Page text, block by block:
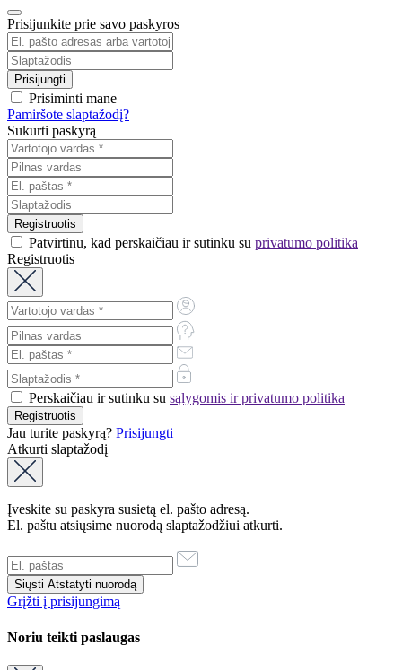
Prisijunkite prie savo paskyros
Prisiminti mane
Pamiršote slaptažodį?
Sukurti paskyrą
Patvirtinu, kad perskaičiau ir sutinku su privatumo politika
Registruotis
Perskaičiau ir sutinku su sąlygomis ir privatumo politika
Jau turite paskyrą? Prisijungti
Atkurti slaptažodį
Įveskite su paskyra susietą el. pašto adresą.
El. paštu atsiųsime nuorodą slaptažodžiui atkurti.
Grįžti į prisijungimą
Noriu teikti paslaugas